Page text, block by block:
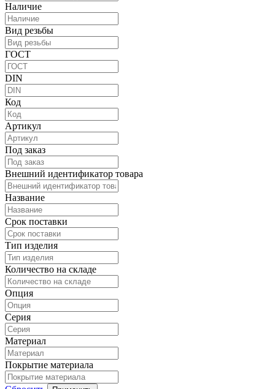
Наличие
Вид резьбы
ГОСТ
DIN
Код
Артикул
Под заказ
Внешний идентификатор товара
Название
Срок поставки
Тип изделия
Количество на складе
Опция
Серия
Материал
Покрытие материала